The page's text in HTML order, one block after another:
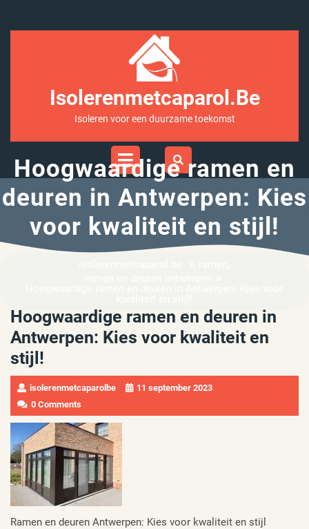
Isolerenmetcaparol.be
Isoleren voor een duurzame toekomst
Open
Menu
Hoogwaardige ramen en
deuren in Antwerpen: Kies
voor kwaliteit en stijl!
Hoogwaardige ramen en deuren in
Antwerpen: Kies voor kwaliteit en
stijl!
isolerenmetcaparolbe
11 september 2023
0 Comments
Ramen en deuren Antwerpen: Kies voor kwaliteit en stijl